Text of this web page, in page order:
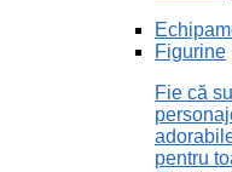
Figurine
Fie că
pentru